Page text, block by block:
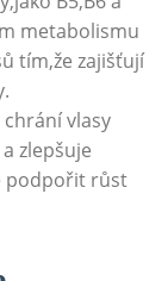
metabolismu
tím,že zajišťují
vlasy
zlepšuje
podpořit růst